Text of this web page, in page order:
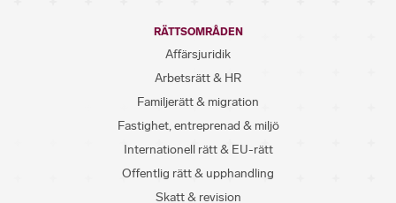
RÄTTSOMRÅDEN
Affärsjuridik
Arbetsrätt & HR
Familjerätt & migration
Fastighet, entreprenad & miljö
Internationell rätt & EU-rätt
Offentlig rätt & upphandling
Skatt & revision